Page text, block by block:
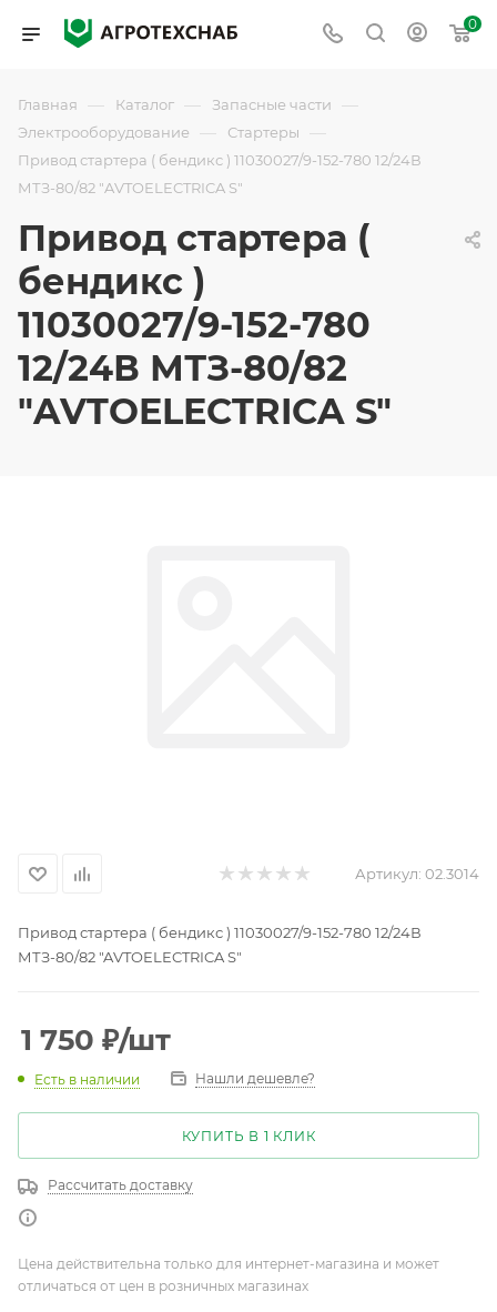
0
Главная — Каталог — Запасные части —
Электрооборудование — Стартеры —
Привод стартера ( бендикс ) 11030027/9-152-780 12/24В
МТЗ-80/82 "AVTOELECTRICA S"
Привод стартера (
бендикс )
11030027/9-152-780
12/24В МТЗ-80/82
"AVTOELECTRICA S"
Артикул: 02.3014
Привод стартера ( бендикс ) 11030027/9-152-780 12/24В
МТЗ-80/82 "AVTOELECTRICA S"
1 750 ₽/шт
Есть в наличии Нашли дешевле?
КУПИТЬ В 1 КЛИК
Рассчитать доставку
Цена действительна только для интернет-магазина и может
отличаться от цен в розничных магазинах